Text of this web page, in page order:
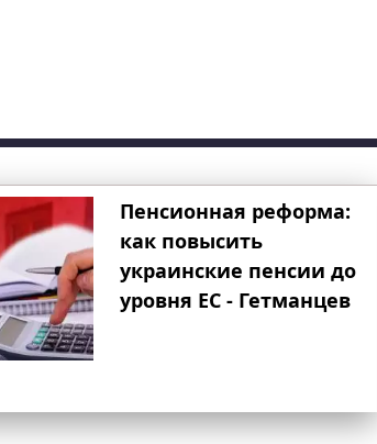
Пенсионная реформа:
как повысить
украинские пенсии до
уровня ЕС - Гетманцев